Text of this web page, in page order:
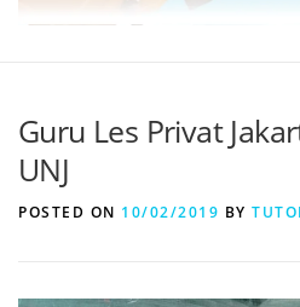
Guru Les Privat
UNJ
POSTED ON 10/02/2019 BY